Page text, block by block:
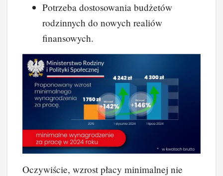
Potrzeba dostosowania budżetów
rodzinnych do nowych realiów
finansowych.
Oczywiście, wzrost płacy minimalnej nie